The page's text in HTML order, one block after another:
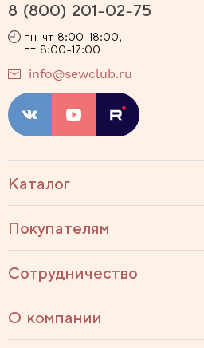
Каталог
Покупателям
Сотрудничество
О компании
8 (800) 201-02-75
пн-чт 8:00-18:00,
пт 8:00-17:00
info@sewclub.ru